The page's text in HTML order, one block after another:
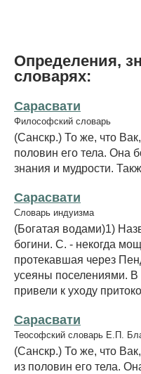
Определения,
словарях:
Сарасвати
Философский словарь
(Санскр.) То же, что
половин его тела. Она
знания и мудрости.
Сарасвати
Словарь индуизма
(Богатая водами)1)
богини. С. - некогда
протекавшая через
усеяны поселениями. В
привели к уходу
Сарасвати
Теософский словарь Е.П.
(Санскр.) То же, что
из половин его тела.